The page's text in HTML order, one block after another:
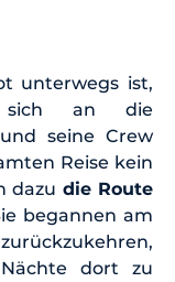
unterwegs ist,
sich an die
seine Crew
Reise kein
dazu die Route
begannen am
dort zu